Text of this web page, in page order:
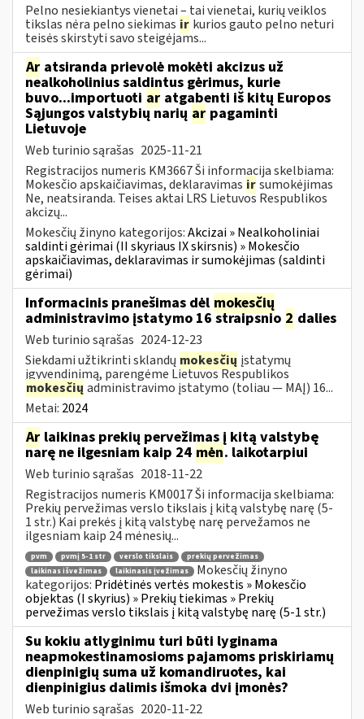
Pelno nesiekiantys vienetai – tai vienetai, kurių veiklos
tikslas nėra pelno siekimas ir kurios gauto pelno neturi
teisės skirstyti savo steigėjams...
Ar atsiranda prievolė mokėti akcizus už
nealkoholinius saldintus gėrimus, kurie
buvo...importuoti ar atgabenti iš kitų Europos
Sąjungos valstybių narių ar pagaminti
Lietuvoje
Web turinio sąrašas 2025-11-21
Registracijos numeris KM3667 Ši informacija skelbiama:
Mokesčio apskaičiavimas, deklaravimas irsumokėjimas
Ne, neatsiranda. Teises aktai LRS Lietuvos Respublikos
akcizų...
Mokesčių žinyno kategorijos:Akcizai » Nealkoholiniai
saldinti gėrimai (II skyriaus IX skirsnis) » Mokesčio
apskaičiavimas, deklaravimas ir sumokėjimas (saldinti
gėrimai)
Informacinis pranešimas dėl mokesčių
administravimo įstatymo 16 straipsnio 2 dalies
Web turinio sąrašas 2024-12-23
Siekdami užtikrinti sklandų mokesčių įstatymų
įgyvendinimą, parengėme Lietuvos Respublikos
mokesčių administravimo įstatymo (toliau — MAĮ) 16...
Metai: 2024
Ar laikinas prekių pervežimas į kitą valstybę
narę ne ilgesniam kaip 24 mėn. laikotarpiui
Web turinio sąrašas 2018-11-22
Registracijos numeris KM0017 Ši informacija skelbiama:
Prekių pervežimas verslo tikslais į kitą valstybę narę (5-
1 str.) Kai prekės į kitą valstybę narę pervežamos ne
ilgesniam kaip 24 mėnesių...
pvm pvmį 5-1 str verslo tikslais
prekių pervežimas
laikinas išvežimas
laikinasis įvežimas
Mokesčių žinyno
kategorijos: Pridėtinės vertės mokestis » Mokesčio
objektas (I skyrius) » Prekių tiekimas » Prekių
pervežimas verslo tikslais į kitą valstybę narę (5-1 str.)
Su kokiu atlyginimu turi būti lyginama
neapmokestinamosioms pajamoms priskiriamų
dienpinigių suma už komandiruotes, kai
dienpinigius dalimis išmoka dvi įmonės?
Web turinio sąrašas 2020-11-22